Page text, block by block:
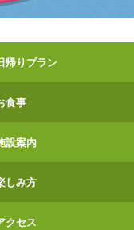
帰りプラン
食事
設案内
しみ方
クセス